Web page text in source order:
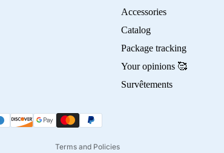
Accessories
Catalog
Package tracking
Your opinions 🥰
Survêtements
Terms and Policies
Legal notice